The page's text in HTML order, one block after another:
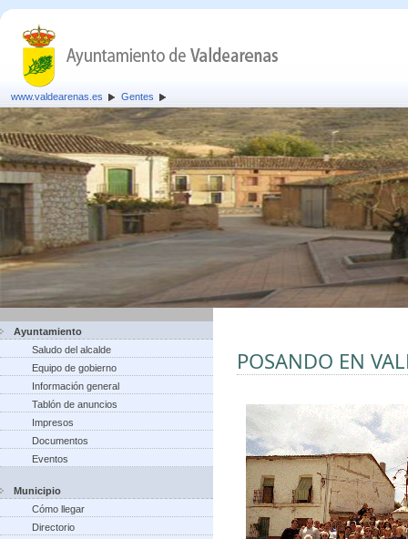
www.valdearenas.es Gentes
Ayuntamiento
Saludo del alcalde
Equipo de gobierno
Información general
Tablón de anuncios
Impresos
Documentos
Eventos
Municipio
Cómo llegar
Directorio
POSANDO EN